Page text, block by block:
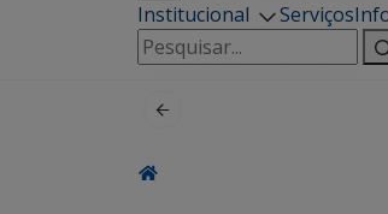
Institucional Serviços
Pesquisar
por: